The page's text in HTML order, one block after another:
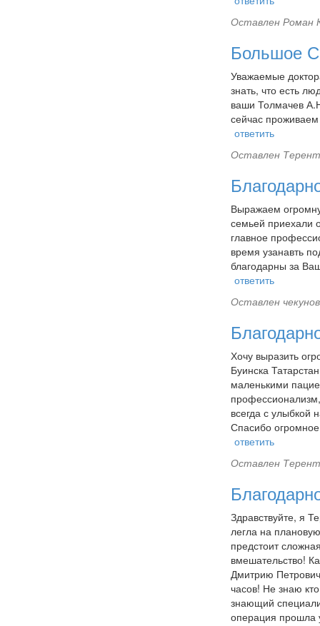
Оставлен Роман
Большое
Уважаемые
знать, что есть
ваши Толмачев
сейчас проживаем
ответить
Оставлен
Выражаем
семьей приехали
главное
время узанавть
благодарны за
ответить
Оставлен
Хочу выразить
Буинска
маленькими
всегда с
Спасибо
ответить
Оставлен
Здравствуйте, я
легла на
предстоит
вмешательство!
Дмитрию
часов! Не знаю
знающий
операция прошла